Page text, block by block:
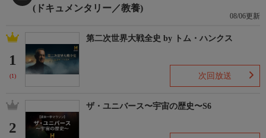
(ドキュメンタリー／教養)
08/06更新
1
(1)
第二次世界大戦全史 by トム・ハンクス
次回放送
2
ザ・ユニバース〜宇宙の歴史〜S6